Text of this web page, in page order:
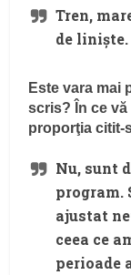
Tren,
de linişte.
Este vara mai
scris? În ce vă
proporţia citit-
Nu, sunt
program.
ajustat
ceea ce
perioade